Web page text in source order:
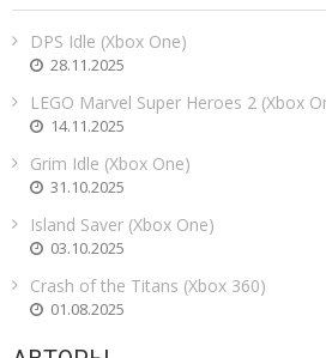
DPS Idle (Xbox One)
28.11.2025
LEGO Marvel Super Heroes 2 (Xbox
14.11.2025
Grim Idle (Xbox One)
31.10.2025
Island Saver (Xbox One)
03.10.2025
Crash of the Titans (Xbox 360)
01.08.2025